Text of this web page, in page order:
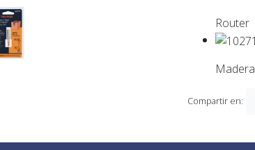
Router
Madera
Compartir en: